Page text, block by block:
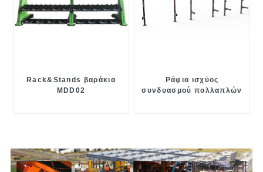
Rack&Stands βαράκια
MDD02
Ράφια ισχύος
συνδυασμού πολλαπλών